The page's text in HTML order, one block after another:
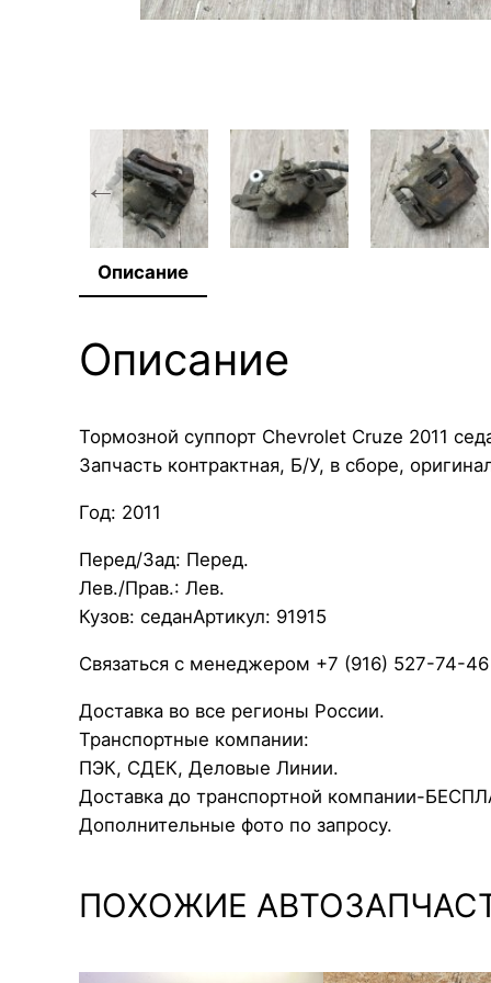
Описание
Описание
Тормозной суппорт Chevrolet Cruze 2011
Запчасть контрактная, Б/У, в сборе,
Год: 2011
Перед/Зад: Перед.
Лев./Прав.: Лев.
Кузов: седанАртикул: 91915
Связаться с менеджером +7 (916) 527-74-46
Доставка во все регионы России.
Транспортные компании:
ПЭК, СДЕК, Деловые Линии.
Доставка до транспортной компании-
Дополнительные фото по запросу.
ПОХОЖИЕ